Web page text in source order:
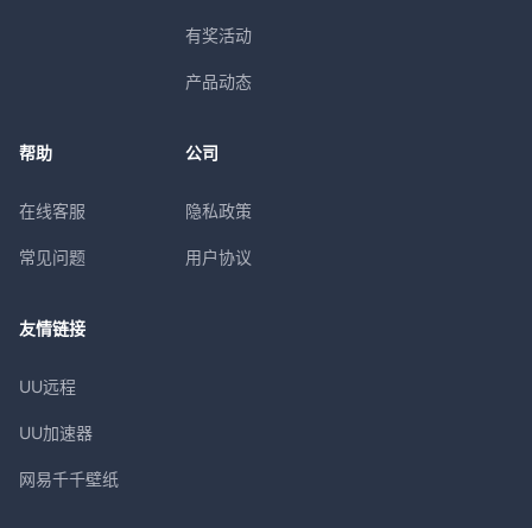
有奖活动
产品动态
帮助
在线客服
常见问题
公司
隐私政策
用户协议
友情链接
UU远程
UU加速器
网易千千壁纸